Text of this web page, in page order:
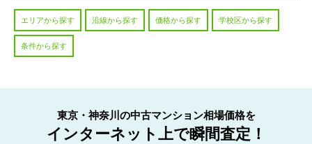
エリアから探す 沿線から探す 価格から探す 学校区から探す
条件から探す
東京・神奈川の中古マンション相場価格を
インターネット上で瞬間査定！